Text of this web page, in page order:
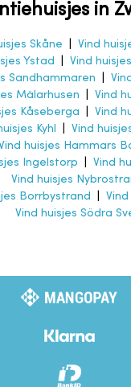
in
Skåne Vind
Ystad
Vind
Sandhammaren
Mälarhusen
Vind
Kåseberga
Vind
Kyhl
Vind
huisjes Hammars
Ingelstorp
Vind
Vind huisjes
Borrbystrand
Vind huisjes Södra